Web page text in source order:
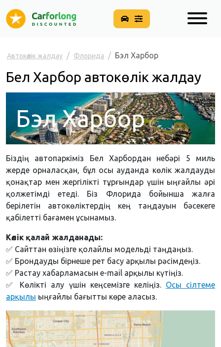
Автокөлік жалдау Флорида Бэл Харбор
Бел Харбор автокөлік жалдау
Бэл Харбор
Біздің автопаркіміз Бел Харбордан небәрі 5 миль
жерде орналасқан, бұл осы ауданда көлік жалдауды
қонақтар мен жергілікті тұрғындар үшін ыңғайлы әрі
қолжетімді етеді. Біз Флорида бойынша жалға
берілетін автокөліктердің кең таңдауын бәсекеге
қабілетті бағамен ұсынамыз.
Көлік қалай жалданады:
✅ Сайттан өзіңізге қолайлы модельді таңдаңыз.
✅ Брондауды бірнеше рет басу арқылы рәсімдеңіз.
✅ Растау хабарламасын e-mail арқылы күтіңіз.
✅ Көлікті алу үшін кеңсемізге келіңіз. Осы сілтеме
арқылы ыңғайлы бағытты көре аласыз.